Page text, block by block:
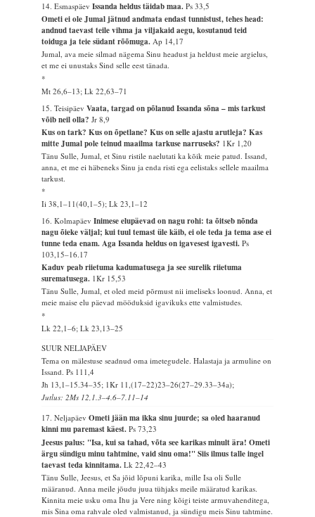
14. EsmaspäevIssanda heldus täidab maa.Ps 33,5
Ometi ei ole Jumal jätnud andmata endast tunnistust, tehes head:
andnud taevast teile vihma ja viljakaid aegu, kosutanud teid
toiduga ja teie südant rõõmuga.Ap 14,17
Jumal, ava meie silmad nägema Sinu headust ja heldust meie argielus,
et me ei unustaks Sind selle eest tänada.
*
Mt 26,6–13; Lk 22,63–71
15. TeisipäevVaata, targad on põlanud Issanda sõna – mis tarkust
võib neil olla?Jr 8,9
Kus on tark? Kus on õpetlane? Kus on selle ajastu arutleja? Kas
mitte Jumal pole teinud maailma tarkuse narruseks? 1Kr 1,20
Tänu Sulle, Jumal, et Sinu ristile naelutati ka kõik meie patud. Issand,
anna, et me ei häbeneks Sinu ja enda risti ega eelistaks sellele maailma
tarkust.
*
Ii 38,1–11(40,1–5); Lk 23,1–12
16. KolmapäevInimese elupäevad on nagu rohi: ta õitseb nõnda
nagu õieke väljal; kui tuul temast üle käib, ei ole teda ja tema ase ei
tunne teda enam. Aga Issanda heldus on igavesest igavesti.Ps
103,15–16.17
Kaduv peab riietuma kadumatusega ja see surelik riietuma
surematusega. 1Kr 15,53
Tänu Sulle, Jumal, et oled meid põrmust nii imeliseks loonud. Anna, et
meie maise elu päevad mööduksid igavikuks ette valmistudes.
*
Lk 22,1–6; Lk 23,13–25
SUUR NELJAPÄEV
Tema on mälestuse seadnud oma imetegudele. Halastaja ja armuline on
Issand.Ps 111,4
Jh 13,1–15.34–35; 1Kr 11,(17–22)23–26(27–29.33–34a);
Jutlus: 2Ms 12,1.3–4.6–7.11–14
17. NeljapäevOmeti jään ma ikka sinu juurde; sa oled haaranud
kinni mu paremast käest.Ps 73,23
Jeesus palus: "Isa, kui sa tahad, võta see karikas minult ära! Ometi
ärgu sündigu minu tahtmine, vaid sinu oma!" Siis ilmus talle ingel
taevast teda kinnitama.Lk 22,42–43
Tänu Sulle, Jeesus, et Sa jõid lõpuni karika, mille Isa oli Sulle
määranud. Anna meile jõudu juua tühjaks meile määratud karikas.
Kinnita meie usku oma Ihu ja Vere ning kõigi teiste armuvahenditega,
mis Sina oma rahvale oled valmistanud, ja sündigu meis Sinu tahtmine.